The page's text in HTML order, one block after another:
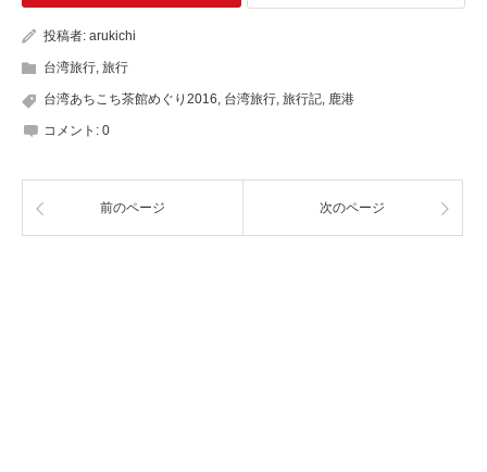
投稿者: arukichi
台湾旅行, 旅行
台湾あちこち茶館めぐり2016, 台湾旅行, 旅行記, 鹿港
コメント: 0
前のページ 次のページ